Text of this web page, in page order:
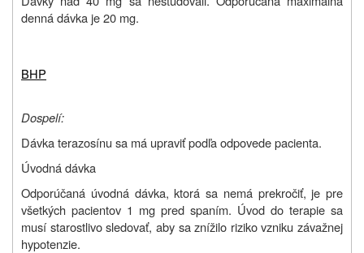
denná dávka je 20 mg.
BHP
Dospelí:
Dávka terazosínu sa má upraviť podľa odpovede pacienta.
Úvodná dávka
Odporúčaná úvodná dávka, ktorá sa nemá prekročiť, je pre
všetkých pacientov 1 mg pred spaním. Úvod do terapie sa
musí starostlivo sledovať, aby sa znížilo riziko vzniku závažnej
hypotenzie.